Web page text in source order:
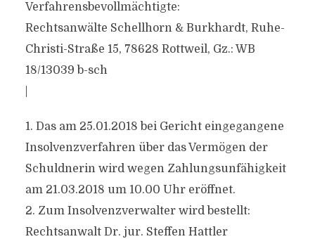
Verfahrensbevollmächtigte:
Rechtsanwälte Schellhorn & Burkhardt, Ruhe-
Christi-Straße 15, 78628 Rottweil, Gz.: WB
18/13039 b-sch
1. Das am 25.01.2018 bei Gericht eingegangene
Insolvenzverfahren über das Vermögen der
Schuldnerin wird wegen Zahlungsunfähigkeit
am 21.03.2018 um 10.00 Uhr eröffnet.
2. Zum Insolvenzverwalter wird bestellt:
Rechtsanwalt Dr. jur. Steffen Hattler